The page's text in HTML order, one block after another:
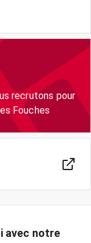
recrutons pour
Fouches
avec notre